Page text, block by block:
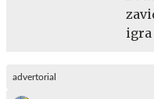
igra
advertorial